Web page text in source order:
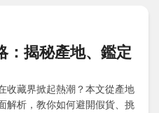
：揭秘產地、鑑定
收藏界掀起熱潮？本文從產地
解析，教你如何避開假貨、挑